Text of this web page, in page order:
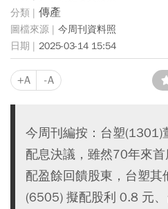
傳產
今周刊資料照
2025-03-14 15:54
+A -A
今周刊編按：台塑(1301)
配息決議，雖然70年來
配盈餘回饋股東，台塑其
(6505) 擬配股利 0.8 元